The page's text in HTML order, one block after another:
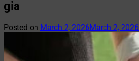
gia
Posted on March 2, 2026March 2, 2026